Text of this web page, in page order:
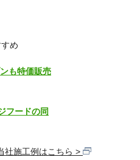
め
社施工例はこちら